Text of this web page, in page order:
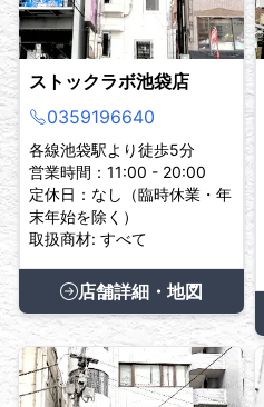
ストックラボ池袋店
0359196640
各線池袋駅より徒歩5分
営業時間：11:00 - 20:00
定休日：なし（臨時休業・年
末年始を除く）
取扱商材: すべて
店舗詳細・地図